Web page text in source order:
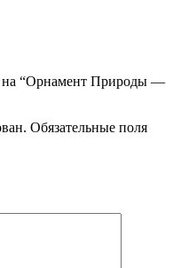
на “Орнамент Природы —
Обязательные поля